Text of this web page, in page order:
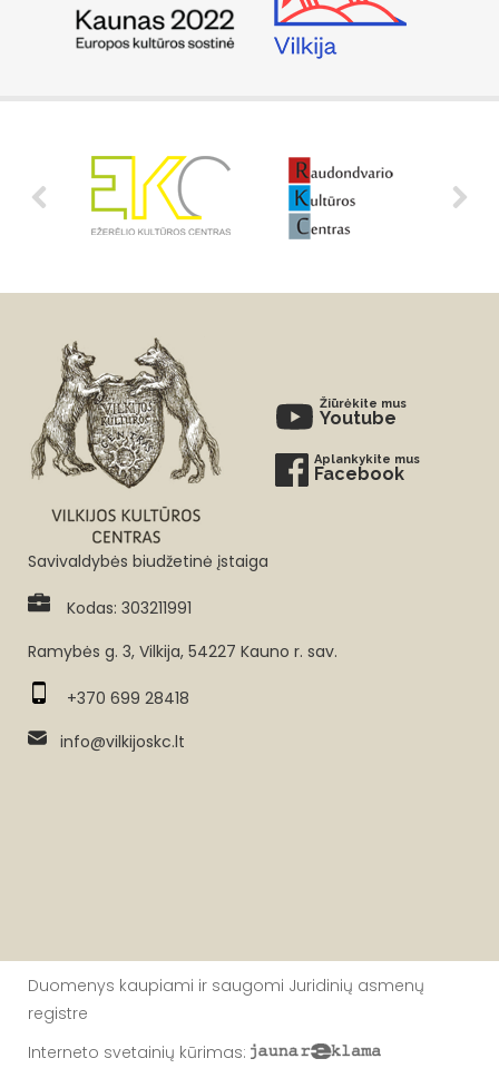
Žiūrėkite mus
Youtube
Aplankykite mus
Facebook
Savivaldybės biudžetinė įstaiga
Kodas: 303211991
Ramybės g. 3, Vilkija, 54227 Kauno r. sav.
+370 699 28418
info@vilkijoskc.lt
Duomenys kaupiami ir saugomi Juridinių asmenų
registre
Interneto svetainių kūrimas: